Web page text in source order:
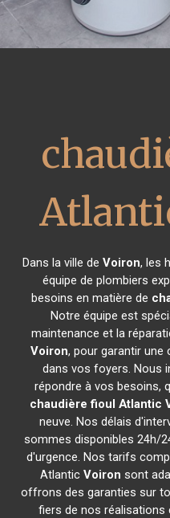
Dans la ville de Voiron, les
équipe de plombiers
besoins en matière de
Notre équipe est
maintenance et la
Voiron, pour garantir
dans vos foyers. Nous
répondre à vos besoins,
chaudière fioul Atlantic
neuve. Nos délais
sommes disponibles 24h/
d'urgence. Nos tarifs
Atlantic Voiron sont
offrons des garanties sur
fiers de nos réalisations